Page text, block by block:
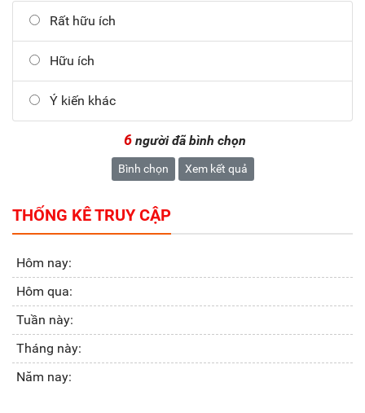
Rất hữu ích
Hữu ích
Ý kiến khác
6 người đã bình chọn
Bình chọn Xem kết quả
THỐNG KÊ TRUY CẬP
Hôm nay:
Hôm qua:
Tuần này:
Tháng này:
Năm nay: